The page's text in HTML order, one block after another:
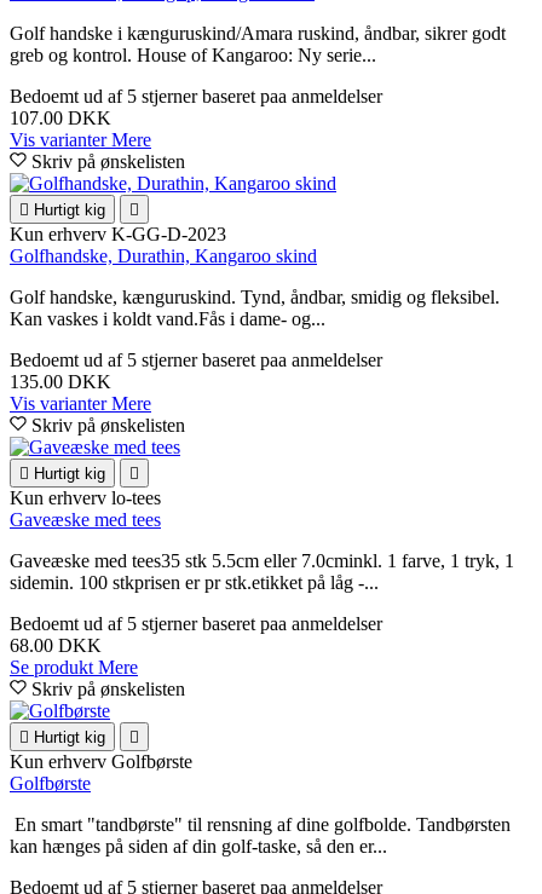
Golf handske i kænguruskind/Amara ruskind, åndbar, sikrer godt
greb og kontrol. House of Kangaroo: Ny serie...
Bedoemt ud af 5 stjerner baseret paa anmeldelser
107.00 DKK
Vis varianterMere
Skriv på ønskelisten
 Hurtigt kig 
Kun erhverv K-GG-D-2023
Golfhandske, Durathin, Kangaroo skind
Golf handske, kænguruskind. Tynd, åndbar, smidig og fleksibel.
Kan vaskes i koldt vand.Fås i dame- og...
Bedoemt ud af 5 stjerner baseret paa anmeldelser
135.00 DKK
Vis varianterMere
Skriv på ønskelisten
 Hurtigt kig 
Kun erhverv lo-tees
Gaveæske med tees
Gaveæske med tees35 stk 5.5cm eller 7.0cminkl. 1 farve, 1 tryk, 1
sidemin. 100 stkprisen er pr stk.etikket på låg -...
Bedoemt ud af 5 stjerner baseret paa anmeldelser
68.00 DKK
Se produkt Mere
Skriv på ønskelisten
 Hurtigt kig 
Kun erhverv Golfbørste
Golfbørste
En smart "tandbørste" til rensning af dine golfbolde. Tandbørsten
kan hænges på siden af din golf-taske, så den er...
Bedoemt ud af 5 stjerner baseret paa anmeldelser